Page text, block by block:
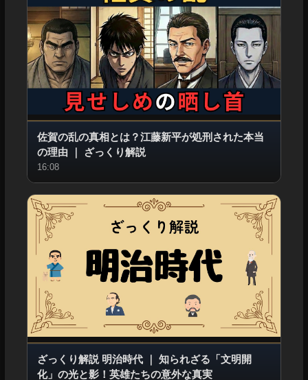
佐賀の乱の真相とは？江藤新平が処刑された本当
の理由 ｜ ざっくり解説
16:08
ざっくり解説 明治時代｜ 知られざる「文明開
化」の光と影！英雄たちの意外な真実